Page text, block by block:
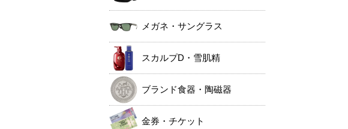
メガネ・サングラス
スカルプD・雪肌精
ブランド食器・陶磁器
金券・チケット